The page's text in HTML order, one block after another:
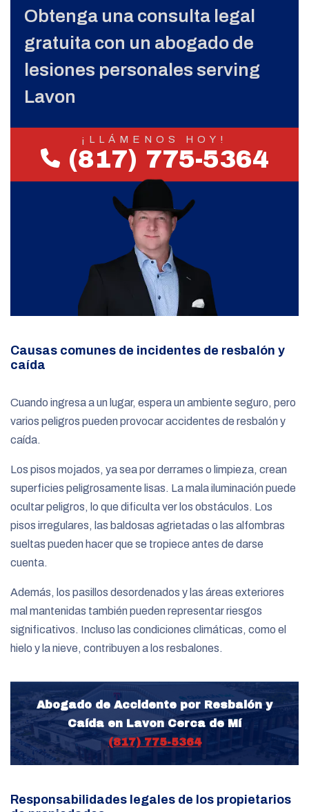
Obtenga una consulta legal
gratuita con un abogado de
lesiones personales serving
Lavon
¡LLÁMENOS HOY!
(817) 775-5364
Causas comunes de incidentes de resbalón y
caída
Cuando ingresa a un lugar, espera un ambiente seguro, pero
varios peligros pueden provocar accidentes de resbalón y
caída.
Los pisos mojados, ya sea por derrames o limpieza, crean
superficies peligrosamente lisas. La mala iluminación puede
ocultar peligros, lo que dificulta ver los obstáculos. Los
pisos irregulares, las baldosas agrietadas o las alfombras
sueltas pueden hacer que se tropiece antes de darse
cuenta.
Además, los pasillos desordenados y las áreas exteriores
mal mantenidas también pueden representar riesgos
significativos. Incluso las condiciones climáticas, como el
hielo y la nieve, contribuyen a los resbalones.
Abogado de Accidente por Resbalón y
Caída en Lavon Cerca de Mí
(817) 775-5364
Responsabilidades legales de los propietarios